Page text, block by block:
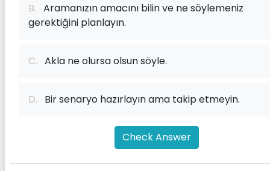
B. Aramanızın amacını bilin ve ne söylemeniz
gerektiğini planlayın.
C. Akla ne olursa olsun söyle.
D. Bir senaryo hazırlayın ama takip etmeyin.
Check Answer